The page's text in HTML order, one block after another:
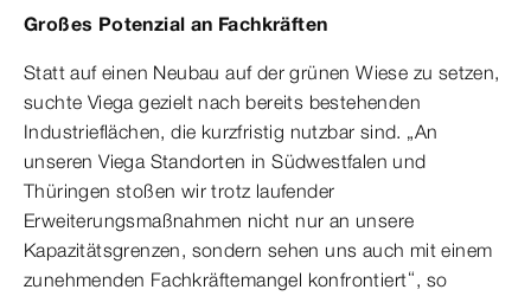
Großes Potenzial an Fachkräften
Statt auf einen Neubau auf der grünen Wiese zu setzen,
suchte Viega gezielt nach bereits bestehenden
Industrieflächen, die kurzfristig nutzbar sind. „An
unseren Viega Standorten in Südwestfalen und
Thüringen stoßen wir trotz laufender
Erweiterungsmaßnahmen nicht nur an unsere
Kapazitätsgrenzen, sondern sehen uns auch mit einem
zunehmenden Fachkräftemangel konfrontiert“, so